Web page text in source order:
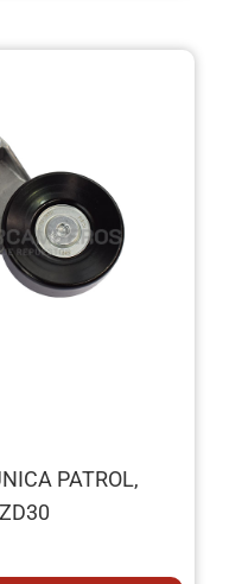
PATROL,